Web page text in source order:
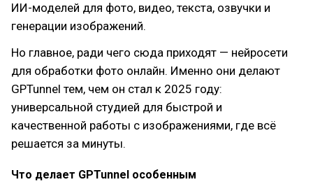
ИИ-моделей для фото, видео, текста, озвучки и
генерации изображений.
Но главное, ради чего сюда приходят — нейросети
для обработки фото онлайн. Именно они делают
GPTunnel тем, чем он стал к 2025 году:
универсальной студией для быстрой и
качественной работы с изображениями, где всё
решается за минуты.
Что делает GPTunnel особенным